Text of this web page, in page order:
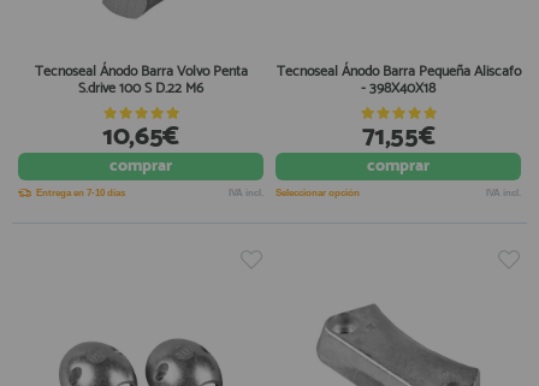
Tecnoseal Ánodo Barra Volvo Penta
S.drive 100 S D.22 M6
10,65€
comprar
Entrega en 7-10 días IVA incl.
Tecnoseal Ánodo Barra Pequeña Aliscafo
- 398X40X18
71,55€
comprar
Seleccionar opción IVA incl.